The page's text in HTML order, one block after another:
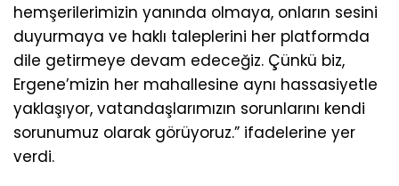
hemşerilerimizin yanında olmaya, onların sesini
duyurmaya ve haklı taleplerini her platformda
dile getirmeye devam edeceğiz. Çünkü biz,
Ergene’mizin her mahallesine aynı hassasiyetle
yaklaşıyor, vatandaşlarımızın sorunlarını kendi
sorunumuz olarak görüyoruz.” ifadelerine yer
verdi.